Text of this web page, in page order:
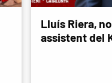
Lluís Riera,
assistent del